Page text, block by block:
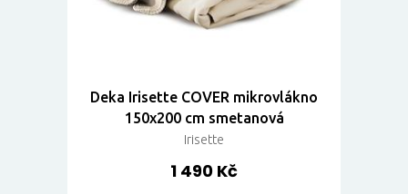
Deka Irisette COVER mikrovlákno
150x200 cm smetanová
Irisette
1 490 Kč